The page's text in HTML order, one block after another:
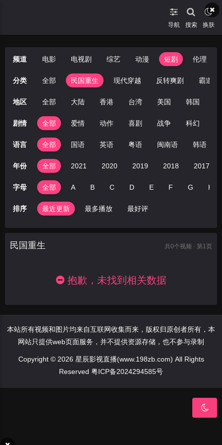
导航 搜索 换肤
频道 电影 电视剧 综艺 动漫 短剧 伦理
分类 全部 民国重生 现代穿越 反转爽剧 霸道总
地区 全部 大陆 香港 台湾 美国 韩国
剧情 全部 爱情 动作 喜剧 战争 科幻
语言 全部 国语 英语 粤语 闽南语 韩语
年份 全部 2021 2020 2019 2018 2017
字母 全部 A B C D E F G H
排序 最近更新 最多播放 最好评
民国重生 共0个视频 · 第1页
抱歉，未找到相关数据
本站所有视频和图片均来自互联网收集而来，版权归原创者所有，本
网站只提供web页面服务，并不提供资源存储，也不参与录制
Copyright © 2026 星辰影视直播(www.198zb.com) All Rights
Reserved 粤ICP备2024294585号